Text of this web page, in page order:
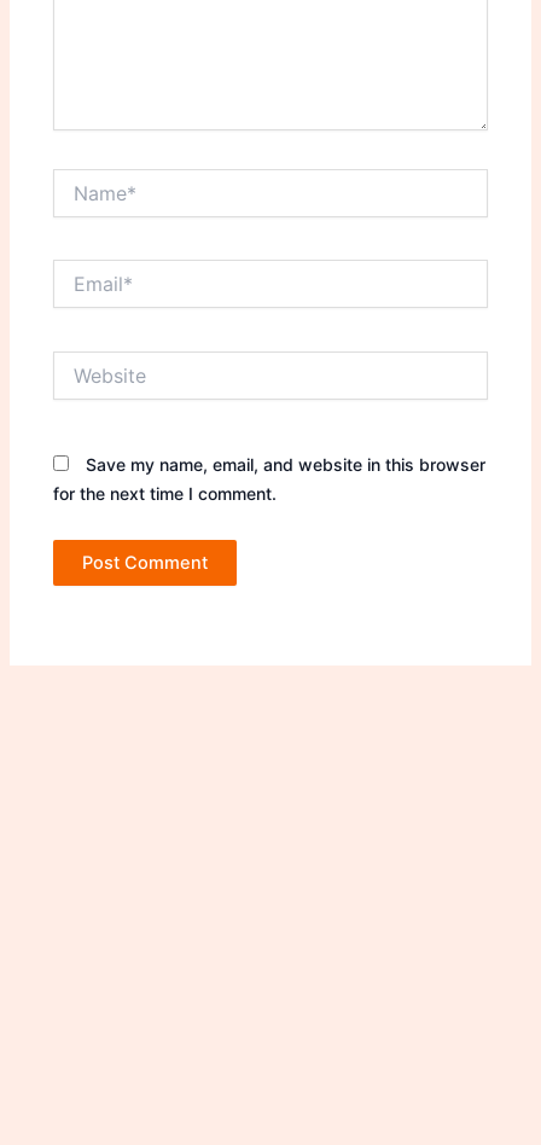
Save my name, email, and website in this browser
for the next time I comment.